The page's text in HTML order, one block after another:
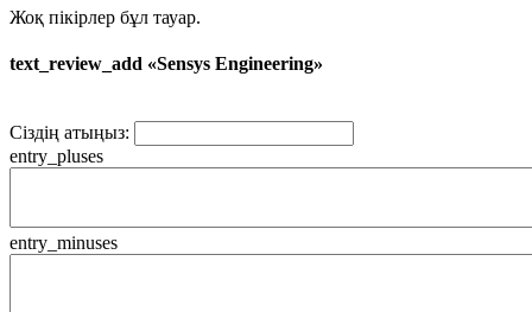
Жоқ пікірлер бұл тауар.
text_review_add «Sensys Engineering»
Сіздің атыңыз:
entry_pluses
entry_minuses